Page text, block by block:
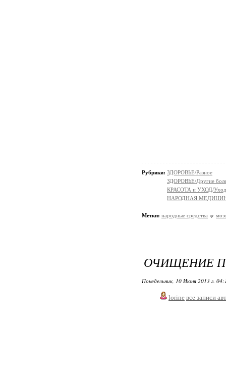
Рубрики: ЗДОРОВЬЕ/Разное
ЗДОРОВЬЕ/Другие
КРАСОТА и УХОД/Уход
НАРОДНАЯ
Метки: народные средства
ОЧИЩЕНИЕ
Понедельник, 10 Июня 2013 г.
lorine все записи